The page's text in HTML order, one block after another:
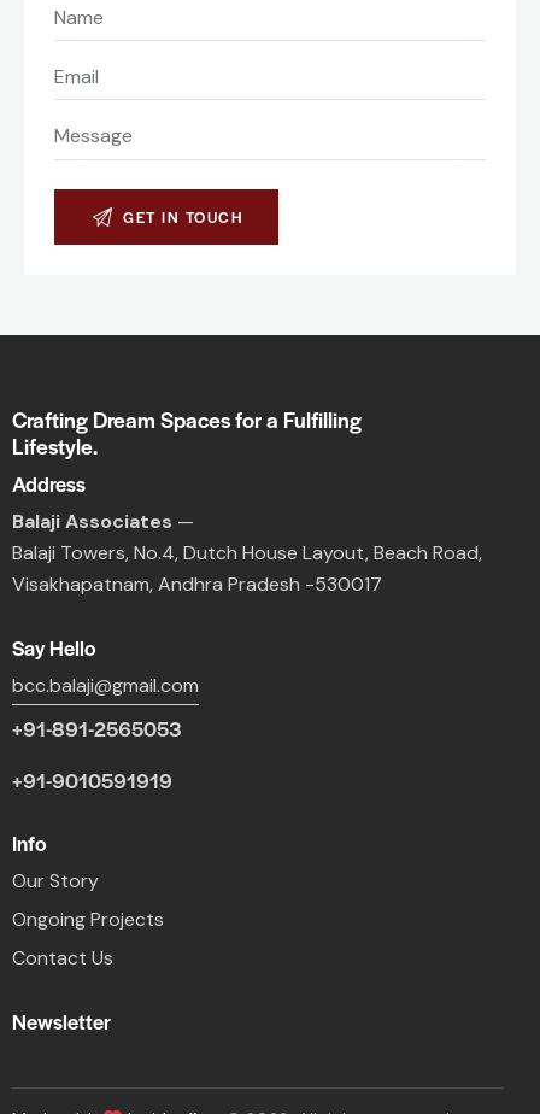
Crafting Dream Spaces for a Fulfilling
Lifestyle.
Address
Balaji Associates —
Balaji Towers,No.4, Dutch House Layout,Beach Road,
Visakhapatnam, Andhra Pradesh -530017
Say Hello
bcc.balaji@gmail.com
+91-891-2565053
+91-9010591919
Info
Our Story
Ongoing Projects
Contact Us
Newsletter